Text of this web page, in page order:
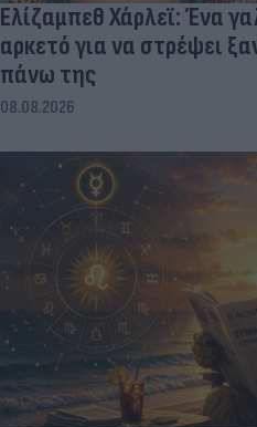
Ελίζαμπεθ Χάρλεϊ: Ένα
αρκετό για να στρέψει
πάνω της
08.08.2026